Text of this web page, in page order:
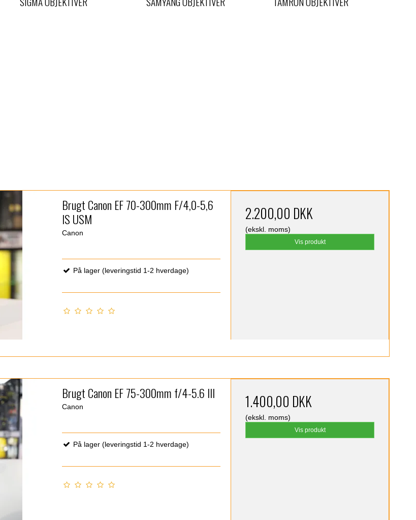
Brugt Canon EF 70-300mm F/4,0-5,6
IS USM
Canon
På lager (leveringstid 1-2 hverdage)
2.200,00 DKK
(ekskl. moms)
Vis produkt
Brugt Canon EF 75-300mm f/4-5.6 III
Canon
På lager (leveringstid 1-2 hverdage)
1.400,00 DKK
(ekskl. moms)
Vis produkt